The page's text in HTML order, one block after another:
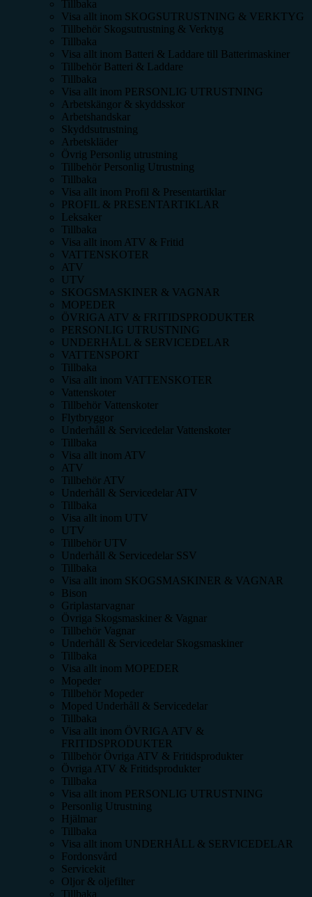
Tillbaka
Visa allt inom SKOGSUTRUSTNING & VERKTYG
Tillbehör Skogsutrustning & Verktyg
Tillbaka
Visa allt inom Batteri & Laddare till Batterimaskiner
Tillbehör Batteri & Laddare
Tillbaka
Visa allt inom PERSONLIG UTRUSTNING
Arbetskängor & skyddsskor
Arbetshandskar
Skyddsutrustning
Arbetskläder
Övrig Personlig utrustning
Tillbehör Personlig Utrustning
Tillbaka
Visa allt inom Profil & Presentartiklar
PROFIL & PRESENTARTIKLAR
Leksaker
Tillbaka
Visa allt inom ATV & Fritid
VATTENSKOTER
ATV
UTV
SKOGSMASKINER & VAGNAR
MOPEDER
ÖVRIGA ATV & FRITIDSPRODUKTER
PERSONLIG UTRUSTNING
UNDERHÅLL & SERVICEDELAR
VATTENSPORT
Tillbaka
Visa allt inom VATTENSKOTER
Vattenskoter
Tillbehör Vattenskoter
Flytbryggor
Underhåll & Servicedelar Vattenskoter
Tillbaka
Visa allt inom ATV
ATV
Tillbehör ATV
Underhåll & Servicedelar ATV
Tillbaka
Visa allt inom UTV
UTV
Tillbehör UTV
Underhåll & Servicedelar SSV
Tillbaka
Visa allt inom SKOGSMASKINER & VAGNAR
Bison
Griplastarvagnar
Övriga Skogsmaskiner & Vagnar
Tillbehör Vagnar
Underhåll & Servicedelar Skogsmaskiner
Tillbaka
Visa allt inom MOPEDER
Mopeder
Tillbehör Mopeder
Moped Underhåll & Servicedelar
Tillbaka
Visa allt inom ÖVRIGA ATV &
FRITIDSPRODUKTER
Tillbehör Övriga ATV & Fritidsprodukter
Övriga ATV & Fritidsprodukter
Tillbaka
Visa allt inom PERSONLIG UTRUSTNING
Personlig Utrustning
Hjälmar
Tillbaka
Visa allt inom UNDERHÅLL & SERVICEDELAR
Fordonsvård
Servicekit
Oljor & oljefilter
Tillbaka